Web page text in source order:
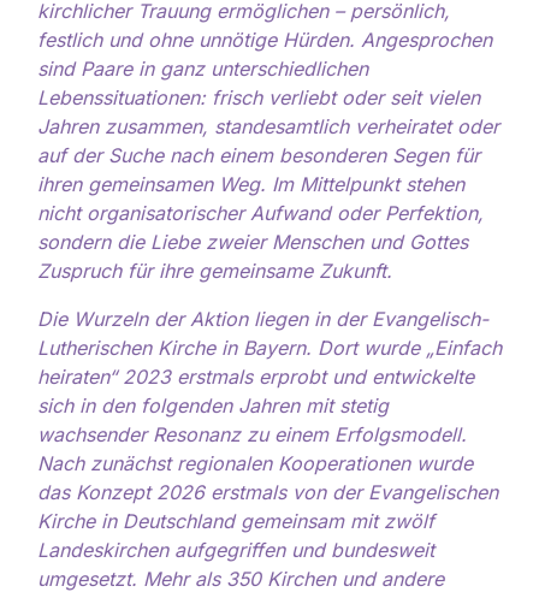
kirchlicher Trauung ermöglichen – persönlich,
festlich und ohne unnötige Hürden. Angesprochen
sind Paare in ganz unterschiedlichen
Lebenssituationen: frisch verliebt oder seit vielen
Jahren zusammen, standesamtlich verheiratet oder
auf der Suche nach einem besonderen Segen für
ihren gemeinsamen Weg. Im Mittelpunkt stehen
nicht organisatorischer Aufwand oder Perfektion,
sondern die Liebe zweier Menschen und Gottes
Zuspruch für ihre gemeinsame Zukunft.
Die Wurzeln der Aktion liegen in der Evangelisch-
Lutherischen Kirche in Bayern. Dort wurde „Einfach
heiraten“ 2023 erstmals erprobt und entwickelte
sich in den folgenden Jahren mit stetig
wachsender Resonanz zu einem Erfolgsmodell.
Nach zunächst regionalen Kooperationen wurde
das Konzept 2026 erstmals von der Evangelischen
Kirche in Deutschland gemeinsam mit zwölf
Landeskirchen aufgegriffen und bundesweit
umgesetzt. Mehr als 350 Kirchen und andere